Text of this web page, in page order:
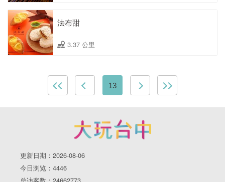
法布甜
3.37 公里
13
更新日期：2026-08-06
今日浏览：4446